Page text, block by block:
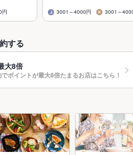
円 3001～4000円 3001～
する
大8倍
ポイントが最大8倍たまるお店はこちら！